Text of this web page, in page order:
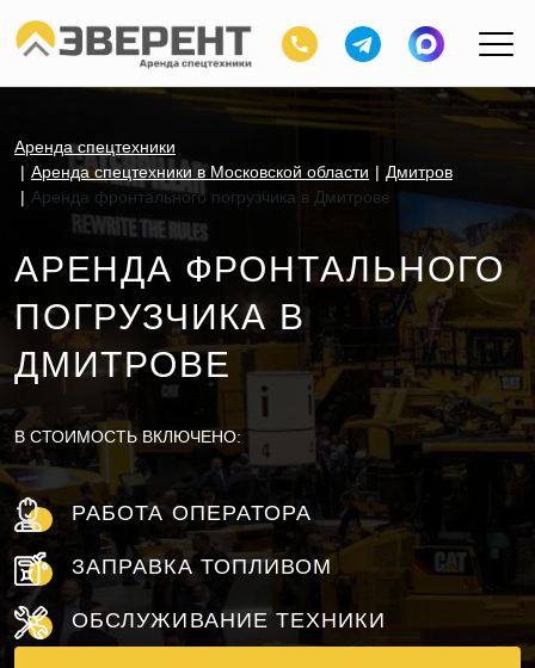
Аренда спецтехники
Аренда спецтехники в Московской области
Дмитров
Аренда фронтального погрузчика в Дмитрове
АРЕНДА ФРОНТАЛЬНОГО
ПОГРУЗЧИКА В
ДМИТРОВЕ
В СТОИМОСТЬ ВКЛЮЧЕНО:
РАБОТА ОПЕРАТОРА
ЗАПРАВКА ТОПЛИВОМ
ОБСЛУЖИВАНИЕ ТЕХНИКИ